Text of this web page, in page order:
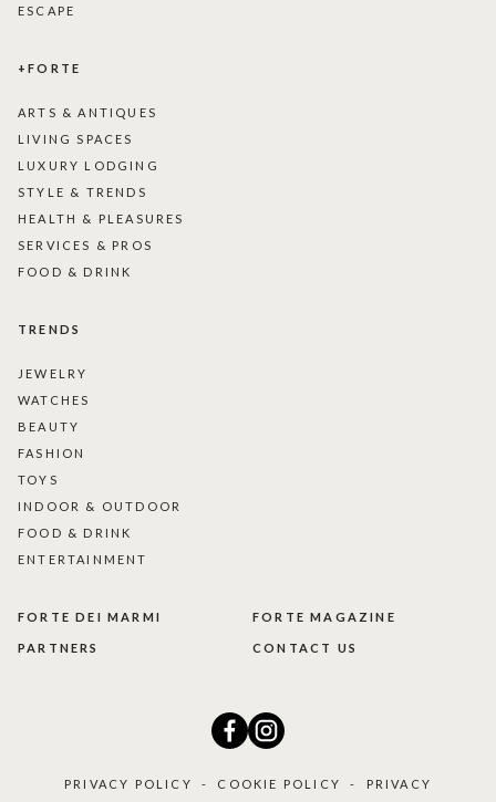
ESCAPE
+FORTE
ARTS & ANTIQUES
LIVING SPACES
LUXURY LODGING
STYLE & TRENDS
HEALTH & PLEASURES
SERVICES & PROS
FOOD & DRINK
TRENDS
JEWELRY
WATCHES
BEAUTY
FASHION
TOYS
INDOOR & OUTDOOR
FOOD & DRINK
ENTERTAINMENT
FORTE DEI MARMI FORTE MAGAZINE
PARTNERS CONTACT US
PRIVACY POLICY - COOKIE POLICY -
PRIVACY